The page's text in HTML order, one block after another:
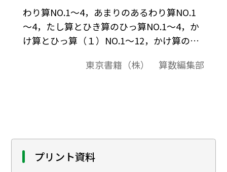
わり算NO.1～4，あまりのあるわり算NO.1
～4，たし算とひき算のひっ算NO.1～4，か
け算とひっ算（１）NO.1～12，かけ算のひ
計算練習問題です。東京書籍（株） 算数編集部
プリント資料